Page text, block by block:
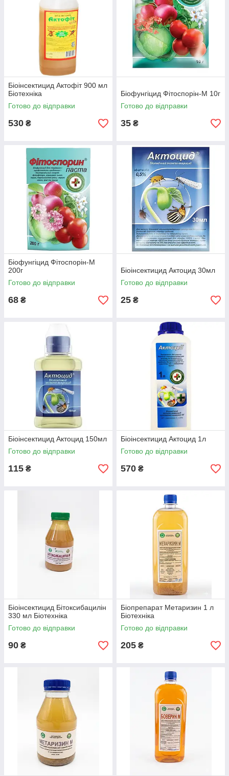
Біоінсектицид Актофіт 900 мл
Біотехніка
Готово до відправки
530 ₴
Біофунгіцид Фітоспорін-М 10г
Готово до відправки
35 ₴
Біофунгіцид Фітоспорін-М
200г
Готово до відправки
68 ₴
Біоінсектицид Актоцид 30мл
Готово до відправки
25 ₴
Біоінсектицид Актоцид 150мл
Готово до відправки
115 ₴
Біоінсектицид Актоцид 1л
Готово до відправки
570 ₴
Біоінсектицид Бітоксибацилін
330 мл Біотехніка
Готово до відправки
90 ₴
Біопрепарат Метаризин 1 л
Біотехніка
Готово до відправки
205 ₴